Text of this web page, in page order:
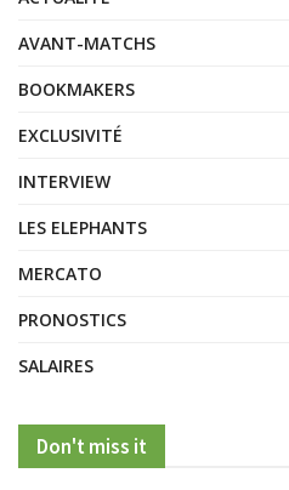
AVANT-MATCHS
BOOKMAKERS
EXCLUSIVITÉ
INTERVIEW
LES ELEPHANTS
MERCATO
PRONOSTICS
SALAIRES
Don't miss it